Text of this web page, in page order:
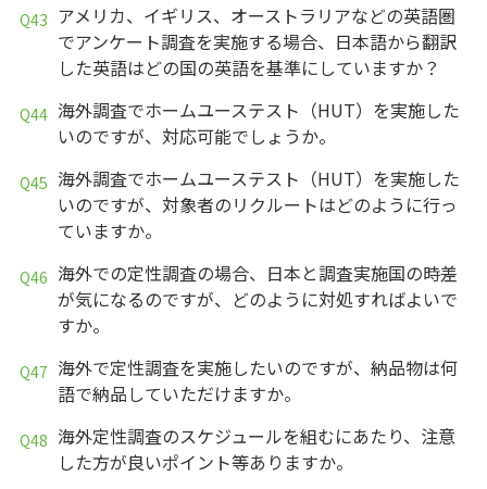
アメリカ、イギリス、オーストラリアなどの英語圏
でアンケート調査を実施する場合、日本語から翻訳
した英語はどの国の英語を基準にしていますか？
海外調査でホームユーステスト（HUT）を実施した
いのですが、対応可能でしょうか。
海外調査でホームユーステスト（HUT）を実施した
いのですが、対象者のリクルートはどのように行っ
ていますか。
海外での定性調査の場合、日本と調査実施国の時差
が気になるのですが、どのように対処すればよいで
すか。
海外で定性調査を実施したいのですが、納品物は何
語で納品していただけますか。
海外定性調査のスケジュールを組むにあたり、注意
した方が良いポイント等ありますか。